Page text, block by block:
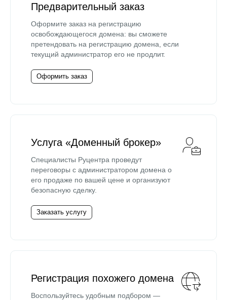
Предварительный заказ
Оформите заказ на регистрацию
освобождающегося домена: вы сможете
претендовать на регистрацию домена, если
текущий администратор его не продлит.
Оформить заказ
Услуга «Доменный брокер»
Специалисты Руцентра проведут
переговоры с администратором домена о
его продаже по вашей цене и организуют
безопасную сделку.
Заказать услугу
Регистрация похожего домена
Воспользуйтесь удобным подбором —